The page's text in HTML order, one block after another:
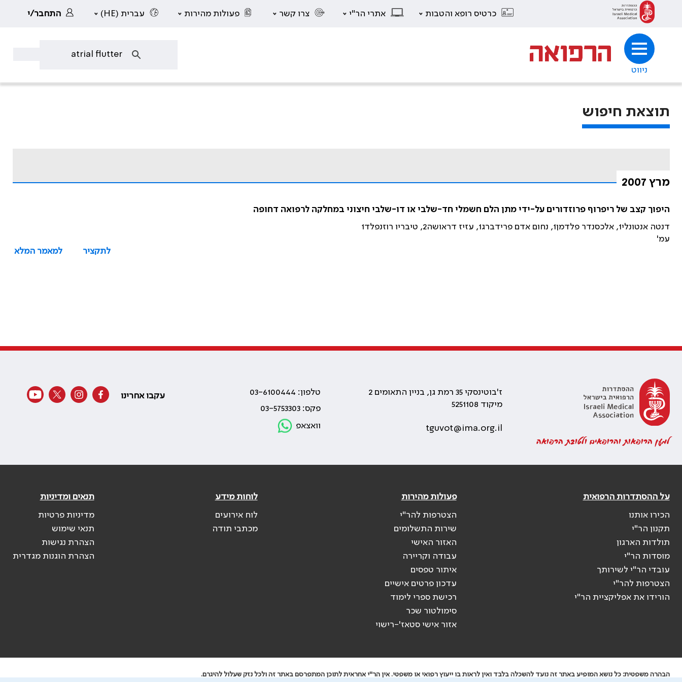
כרטיס רופא והטבות אתרי הר"י צרו קשר פעולות מהירות עברית (HE) התחבר/י
ניווט
תוצאת חיפוש
מרץ 2007
היפוך קצב של ריפרוף פרוזדורים על-ידי מתן הלם חשמלי חד-שלבי או דו-שלבי חיצוני במחלקה לרפואה דחופה
דנטה אנטונלי1, אלכסנדר פלדמן1, נחום אדם פרידברג1, עזיז דראושה2, טיבריו רוזנפלד1
עמ'
לתקציר
למאמר המלא
למען הרופאות והרופאים ולטובת הרפואה
ז'בוטינסקי 35 רמת גן, בניין התאומים 2
מיקוד 5251108
tguvot@ima.org.il
טלפון: 03-6100444
פקס: 03-5753303
וואצאפ
עקבו אחרינו
על ההסתדרות הרפואית
הכירו אותנו
תקנון הר"י
תולדות הארגון
מוסדות הר"י
עובדי הר"י לשירותך
הצטרפות להר"י
הורידו את אפליקציית הר"י
פעולות מהירות
הצטרפות להר"י
שירות התשלומים
האזור האישי
עבודה וקריירה
איתור טפסים
עדכון פרטים אישיים
רכישת ספרי לימוד
סימולטור שכר
אזור אישי סטאז'-רישוי
לוחות מידע
לוח אירועים
מכתבי תודה
תנאים ומדיניות
מדיניות פרטיות
תנאי שימוש
הצהרת נגישות
הצהרת הוגנות מגדרית
הבהרה משפטית: כל נושא המופיע באתר זה נועד להשכלה בלבד ואין לראות בו ייעוץ רפואי או משפטי. אין הר"י אחראית לתוכן המתפרסם באתר זה ולכל נזק שעלול להיגרם.